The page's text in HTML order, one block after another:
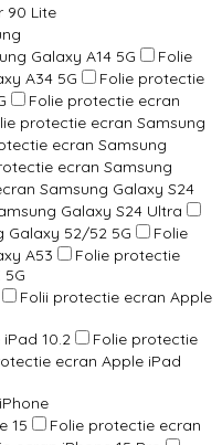
90 Lite
Galaxy A14 5G
Folie
A34 5G
Folie protectie
Folie protectie ecran
protectie ecran Samsung
ecran Samsung
ecran Samsung
Samsung Galaxy S24
Galaxy S24 Ultra
Galaxy 52/52 5G
Folie
A53
Folie protectie
5G
Folii protectie ecran Apple
10.2
Folie protectie
ecran Apple iPad
15
Folie protectie ecran